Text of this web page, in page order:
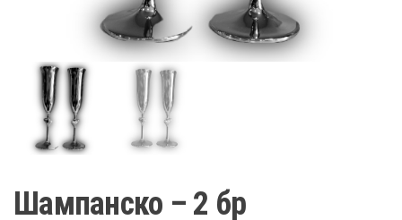
Шампанско – 2 бр